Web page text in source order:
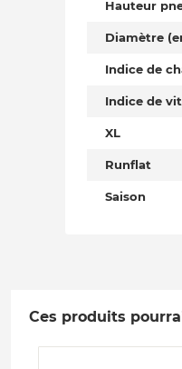
Hauteur
Diamètre
Indice de
Indice de
XL
Runflat
Saison
Ces produits